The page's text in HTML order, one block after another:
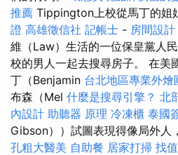
推薦 Tippington上校從馬丁的姐
證 高雄徵信社 記帳士 - 房間設計
維（Law）生活的一位保皇黨人
校的男人一起去搜尋房子。 在美
丁（Benjamin 台北地區專業外燴
布森（Mel 什麼是搜尋引擎？ 北
內設計 助聽器 原理 冷凍櫃 泰國
Gibson））試圖表現得像局外人
孔粗大醫美 自助餐 居家打掃 找